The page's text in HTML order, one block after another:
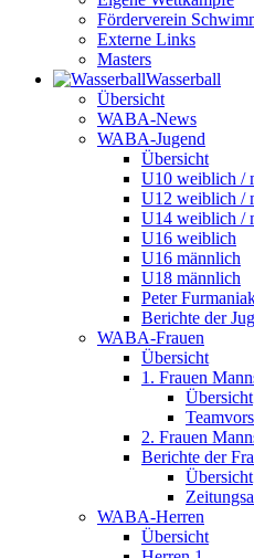
Förderverein
Externe Links
Masters
Wasser­ball
Übersicht
WABA-News
WABA-Jugend
Übersicht
U10 weiblich /
U12 weiblich /
U14 weiblich /
U16 weiblich
U16 männlich
U18 männlich
Peter
Berichte der
WABA-Frauen
Übersicht
1. Frauen
Übersicht
2. Frauen
Berichte der
Übersicht
WABA-Herren
Übersicht